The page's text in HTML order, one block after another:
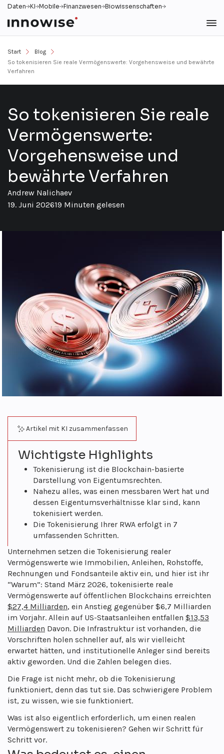
Daten KI Mobile Finanzwesen Biowissenschaften
Start
Blog
So tokenisieren Sie reale Vermögenswerte: Vorgehensweise und bewährte
Verfahren
So tokenisieren Sie reale
Vermögenswerte:
Vorgehensweise und
bewährte Verfahren
Andrew Nalichaev
19. Juni 202619 Minuten gelesen
Artikel mit KI zusammenfassen
Wichtigste Highlights
Tokenisierung ist die Blockchain-basierte
Darstellung von Eigentumsrechten.
Nahezu alles, was einen messbaren Wert hat und
dessen Eigentumsverhältnisse klar sind, kann
tokenisiert werden.
Die Tokenisierung Ihrer RWA erfolgt in 7
umfassenden Schritten.
Unternehmen setzen die Tokenisierung realer
Vermögenswerte wie Immobilien, Anleihen, Rohstoffe,
Rechnungen und Fondsanteile aktiv ein, und hier ist ihr
“Warum”: Stand März 2026, tokenisierte reale
Vermögenswerte auf öffentlichen Blockchains erreichten
$27,4 Milliarden, ein Anstieg gegenüber $6,7 Milliarden
im Vorjahr. Allein auf US-Staatsanleihen entfallen $13,53
Milliarden Davon. Die Infrastruktur ist vorhanden, die
Vorschriften holen schneller auf, als wir vielleicht
erwartet hätten, und institutionelle Anleger sind bereits
aktiv geworden. Und die Zahlen belegen dies.
Die Frage ist nicht mehr, ob die Tokenisierung
funktioniert, denn das tut sie. Das schwierigere Problem
ist, zu wissen, wie sie funktioniert.
Was ist also eigentlich erforderlich, um einen realen
Vermögenswert zu tokenisieren? Gehen wir Schritt für
Schritt vor.